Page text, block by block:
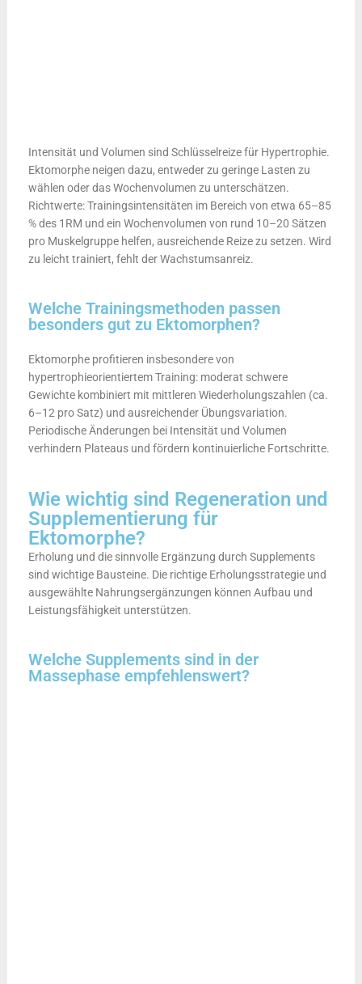
Intensität und Volumen sind Schlüsselreize für Hypertrophie.
Ektomorphe neigen dazu, entweder zu geringe Lasten zu
wählen oder das Wochenvolumen zu unterschätzen.
Richtwerte: Trainingsintensitäten im Bereich von etwa 65–85
% des 1RM und ein Wochenvolumen von rund 10–20 Sätzen
pro Muskelgruppe helfen, ausreichende Reize zu setzen. Wird
zu leicht trainiert, fehlt der Wachstumsanreiz.
Welche Trainingsmethoden passen
besonders gut zu Ektomorphen?
Ektomorphe profitieren insbesondere von
hypertrophieorientiertem Training: moderat schwere
Gewichte kombiniert mit mittleren Wiederholungszahlen (ca.
6–12 pro Satz) und ausreichender Übungsvariation.
Periodische Änderungen bei Intensität und Volumen
verhindern Plateaus und fördern kontinuierliche Fortschritte.
Wie wichtig sind Regeneration und
Supplementierung für
Ektomorphe?
Erholung und die sinnvolle Ergänzung durch Supplements
sind wichtige Bausteine. Die richtige Erholungsstrategie und
ausgewählte Nahrungsergänzungen können Aufbau und
Leistungsfähigkeit unterstützen.
Welche Supplements sind in der
Massephase empfehlenswert?